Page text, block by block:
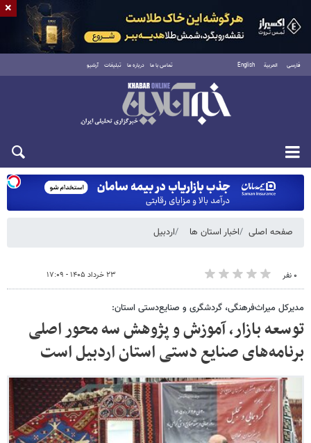
فارسی العربية English تماس با ما درباره ما تبلیغات آرشیو
شنبه ۱۷ مرداد ۱۴۰۵
صفحه اصلی اخبار استان ها اردبیل
۰ نفر ۲۳ خرداد ۱۴۰۵ - ۱۷:۰۹
مدیرکل میراث‌فرهنگی، گردشگری و صنایع‌دستی استان:
توسعه بازار، آموزش و پژوهش سه محور اصلی
برنامه‌های صنایع دستی استان اردبیل است
×